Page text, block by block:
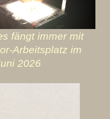
fängt immer mit
Arbeitsplatz im
2026